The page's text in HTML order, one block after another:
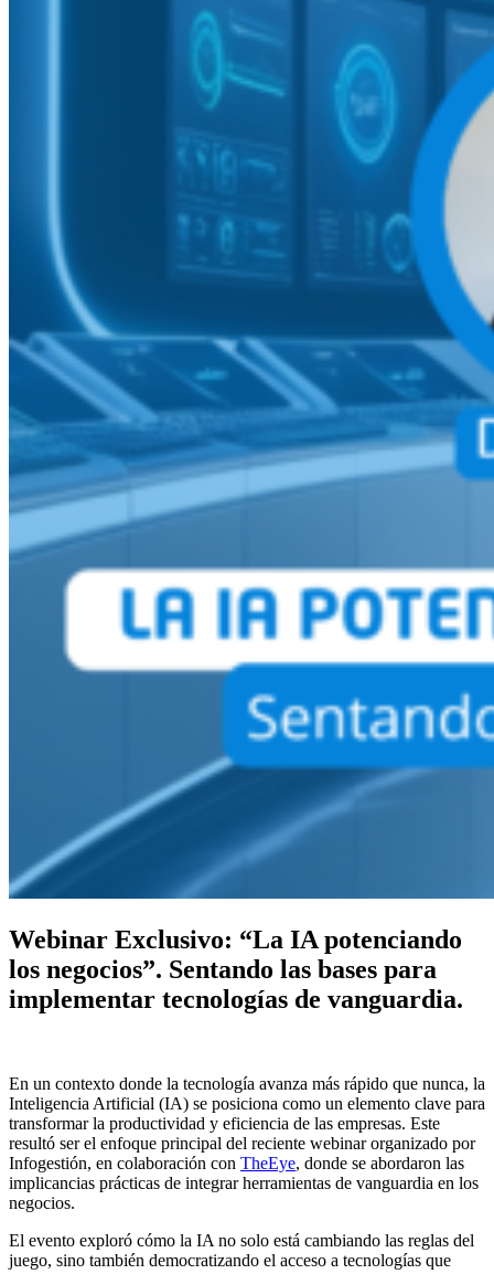
Webinar Exclusivo: “La IA potenciando
los negocios”. Sentando las bases para
implementar tecnologías de vanguardia.
En un contexto donde la tecnología avanza más rápido que nunca, la
Inteligencia Artificial (IA) se posiciona como un elemento clave para
transformar la productividad y eficiencia de las empresas. Este
resultó ser el enfoque principal del reciente webinar organizado por
Infogestión, en colaboración con TheEye, donde se abordaron las
implicancias prácticas de integrar herramientas de vanguardia en los
negocios.
El evento exploró cómo la IA no solo está cambiando las reglas del
juego, sino también democratizando el acceso a tecnologías que